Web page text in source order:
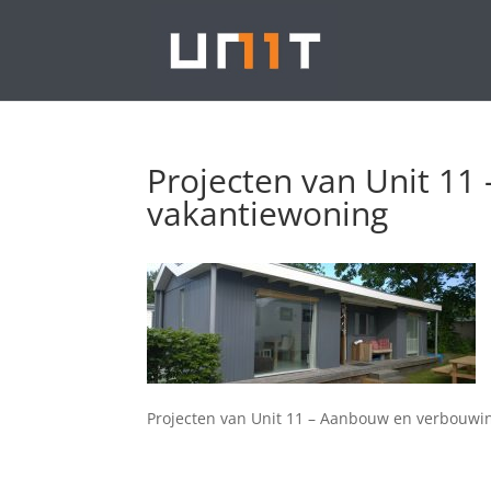
Projecten van Unit
vakantiewoning
Projecten van Unit 11 – Aanbouw en